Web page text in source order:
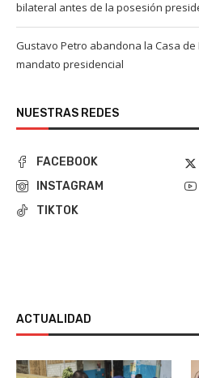
bilateral antes de la posesión
Gustavo Petro abandona la Casa
mandato presidencial
NUESTRAS REDES
FACEBOOK
INSTAGRAM
TIKTOK
ACTUALIDAD